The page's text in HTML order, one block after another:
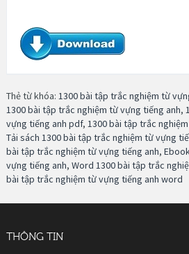
Thẻ từ khóa: 1300 bài tập trắc nghiệm từ
1300 bài tập trắc nghiệm từ vựng tiếng anh,
vựng tiếng anh pdf, 1300 bài tập trắc
Tải sách 1300 bài tập trắc nghiệm từ vựng
bài tập trắc nghiệm từ vựng tiếng anh,
vựng tiếng anh, Word 1300 bài tập trắc
bài tập trắc nghiệm từ vựng tiếng anh word
THÔNG TIN